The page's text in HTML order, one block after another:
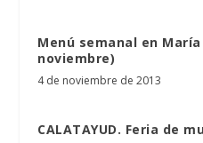
Menú semanal en
noviembre)
4 de noviembre de 2013
CALATAYUD. Feria de